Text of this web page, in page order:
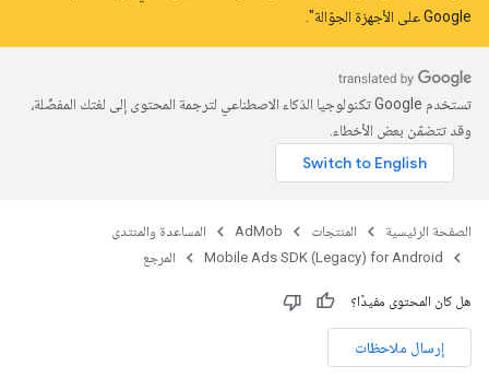
Google على الأجهزة الجوّالة"
تستخدم Google تكنولوجيا الذكاء الاصطناعي لترجمة المحتوى إلى لغتك المفضّلة،
وقد تتضمّن بعض الأخطاء.
الصفحة الرئيسية المنتجات AdMob
المساعدة والمنتدى
Mobile Ads SDK (Legacy) for Android
المرجع
هل كان المحتوى مفيدًا؟
إرسال ملاحظات